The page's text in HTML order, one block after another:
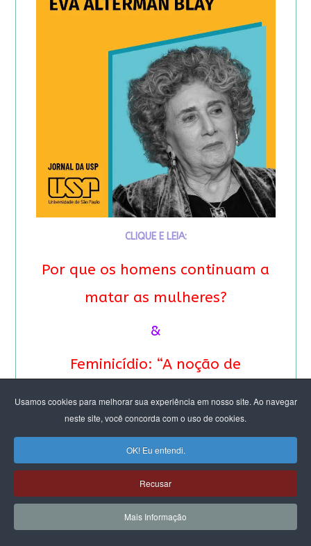
Usamos cookies para melhorar sua experiência em nosso site. Ao navegar
neste site, você concorda com o uso de cookies.
OK! Eu entendi.
Recusar
Mais Informação
CLIQUE E LEIA:
Por que os homens continuam a
matar as mulheres?
&
Feminicídio: “A noção de
Entrevista especial com Eva
Alterman Blay